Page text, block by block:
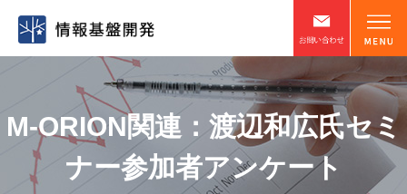
M-ORION関連：渡辺和広氏セミ
ナー参加者アンケート